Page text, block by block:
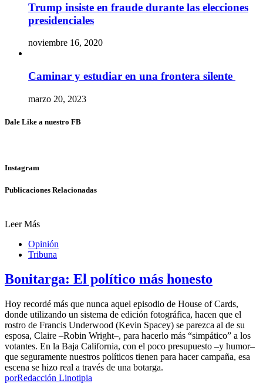
Trump insiste en fraude durante las elecciones
presidenciales
noviembre 16, 2020
Caminar y estudiar en una frontera silente
marzo 20, 2023
Dale Like a nuestro FB
Instagram
Publicaciones Relacionadas
Leer Más
Opinión
Tribuna
Bonitarga: El político más honesto
Hoy recordé más que nunca aquel episodio de House of Cards,
donde utilizando un sistema de edición fotográfica, hacen que el
rostro de Francis Underwood (Kevin Spacey) se parezca al de su
esposa, Claire –Robin Wright–, para hacerlo más “simpático” a los
votantes. En la Baja California, con el poco presupuesto –y humor–
que seguramente nuestros políticos tienen para hacer campaña, esa
escena se hizo real a través de una botarga.
porRedacción Linotipia